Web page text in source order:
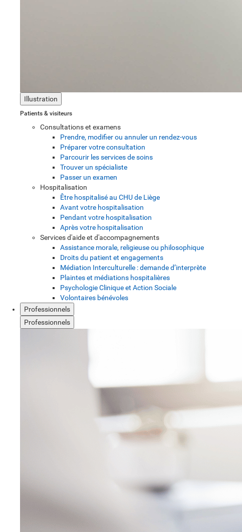
Illustration
Patients & visiteurs
Consultations et examens
Prendre, modifier ou annuler un rendez-vous
Préparer votre consultation
Parcourir les services de soins
Trouver un spécialiste
Passer un examen
Hospitalisation
Être hospitalisé au CHU de Liège
Avant votre hospitalisation
Pendant votre hospitalisation
Après votre hospitalisation
Services d'aide et d'accompagnements
Assistance morale, religieuse ou philosophique
Droits du patient et engagements
Médiation Interculturelle : demande d’interprète
Plaintes et médiations hospitalières
Psychologie Clinique et Action Sociale
Volontaires bénévoles
Professionnels
Professionnels